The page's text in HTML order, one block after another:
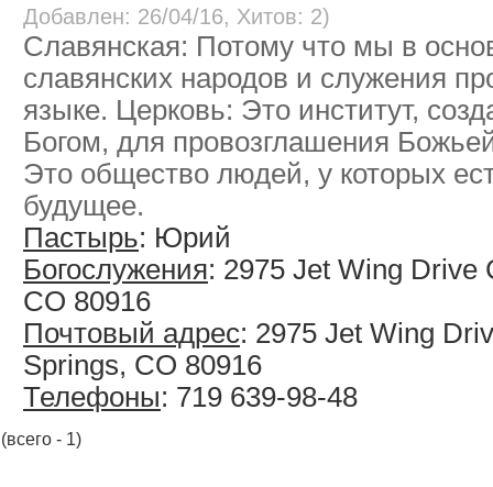
Добавлен: 26/04/16, Хитов: 2)
Славянская: Потому что мы в
славянских народов и служения
языке. Церковь: Это институт,
Богом, для провозглашения
Это общество людей, у которых
будущее.
Пастырь: Юрий
Богослужения: 2975 Jet Wing Drive
CO 80916
Почтовый адрес: 2975 Jet Wing
Springs, CO 80916
Телефоны: 719 639-98-48
(всего - 1)